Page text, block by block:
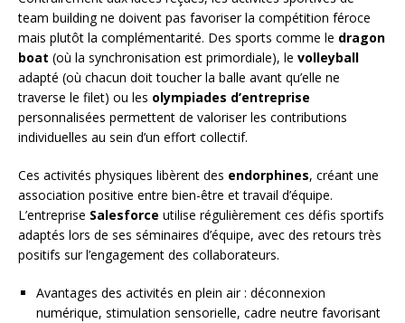
team building ne doivent pas favoriser la compétition féroce
mais plutôt la complémentarité. Des sports comme le dragon
boat (où la synchronisation est primordiale), le volleyball
adapté (où chacun doit toucher la balle avant qu’elle ne
traverse le filet) ou les olympiades d’entreprise
personnalisées permettent de valoriser les contributions
individuelles au sein d’un effort collectif.
Ces activités physiques libèrent des endorphines, créant une
association positive entre bien-être et travail d’équipe.
L’entreprise Salesforce utilise régulièrement ces défis sportifs
adaptés lors de ses séminaires d’équipe, avec des retours très
positifs sur l’engagement des collaborateurs.
Avantages des activités en plein air : déconnexion
numérique, stimulation sensorielle, cadre neutre favorisant